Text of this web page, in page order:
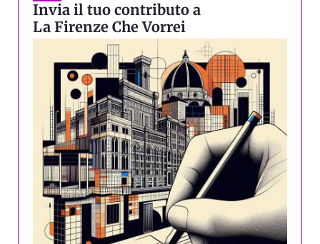
Invia il tuo contributo a
La Firenze Che Vorrei